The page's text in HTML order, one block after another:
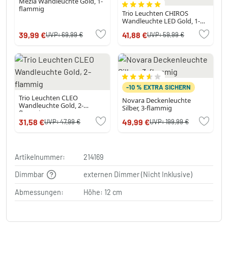
flammig
39,99 €UVP:69,99 €
Trio Leuchten CHIROS
Wandleuchte LED Gold, 1-
41,88 €UVP:59,99 €
Trio Leuchten CLEO
Wandleuchte Gold, 2-
flammig
31,58 €UVP:47,99 €
-10 % EXTRA SICHERN
Novara Deckenleuchte
Silber, 3-flammig
49,99 €UVP:199,99 €
Artikelnummer:
214169
Dimmbar
externen Dimmer (Nicht Inklusive)
Abmessungen: Höhe: 12 cm